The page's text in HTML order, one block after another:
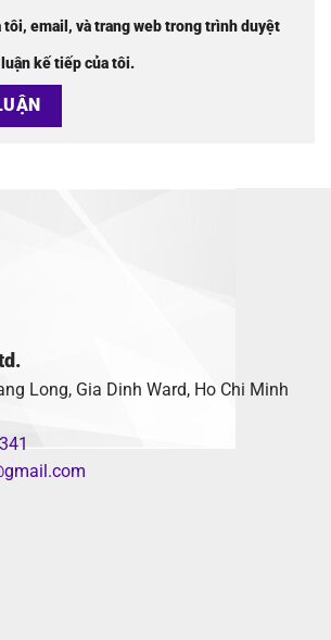
tôi, email, và trang web trong trình duyệt
kế tiếp của tôi.
Long, Gia Dinh Ward, Ho Chi Minh